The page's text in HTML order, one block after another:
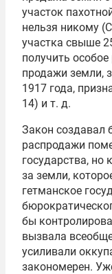
участок
нельзя никому
участка свыше
получить
продажи земли,
1917 года,
14) и т. д.
Закон создавал
распродажи
государства, но
за земли,
гетманское
бы
вызвала
усиливали
закономерен.